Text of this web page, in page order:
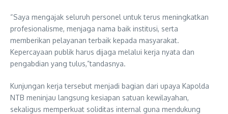
“Saya mengajak seluruh personel untuk terus meningkatkan
profesionalisme, menjaga nama baik institusi, serta
memberikan pelayanan terbaik kepada masyarakat.
Kepercayaan publik harus dijaga melalui kerja nyata dan
pengabdian yang tulus,”tandasnya.
Kunjungan kerja tersebut menjadi bagian dari upaya Kapolda
NTB meninjau langsung kesiapan satuan kewilayahan,
sekaligus memperkuat soliditas internal guna mendukung